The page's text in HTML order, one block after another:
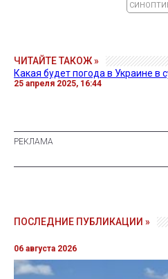
ЧИТАЙТЕ ТАКОЖ »
Какая будет погода в Украине в
25 апреля 2025, 16:44
ПОСЛЕДНИЕ ПУБЛИКАЦИИ »
06 августа 2026